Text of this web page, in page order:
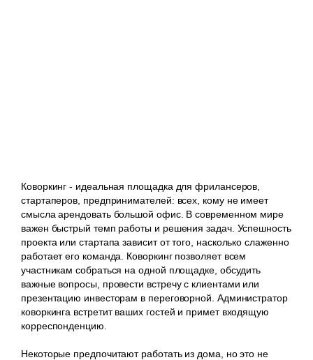
Коворкинг - идеальная площадка для фрилансеров,
стартаперов, предпринимателей: всех, кому не имеет
смысла арендовать большой офис. В современном мире
важен быстрый темп работы и решения задач. Успешность
проекта или стартапа зависит от того, насколько слаженно
работает его команда. Коворкинг позволяет всем
участникам собраться на одной площадке, обсудить
важные вопросы, провести встречу с клиентами или
презентацию инвесторам в переговорной. Администратор
коворкинга встретит ваших гостей и примет входящую
корреспонденцию.
Некоторые предпочитают работать из дома, но это не